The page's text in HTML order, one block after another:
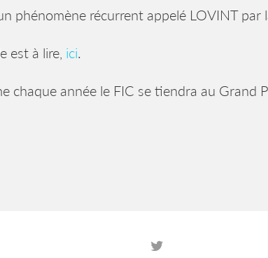
phénomène récurrent appelé LOVINT par
est à lire, ici.
chaque année le FIC se tiendra au Grand